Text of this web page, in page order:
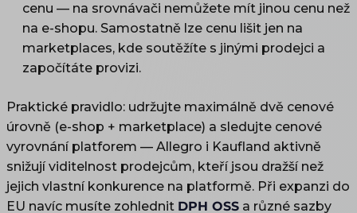
cenu — na srovnávači nemůžete mít jinou cenu než
na e-shopu. Samostatně lze cenu lišit jen na
marketplaces, kde soutěžíte s jinými prodejci a
započítáte provizi.
Praktické pravidlo: udržujte maximálně dvě cenové
úrovně (e-shop + marketplace) a sledujte cenové
vyrovnání platforem — Allegro i Kaufland aktivně
snižují viditelnost prodejcům, kteří jsou dražší než
jejich vlastní konkurence na platformě. Při expanzi do
EU navíc musíte zohlednit DPH OSS a různé sazby